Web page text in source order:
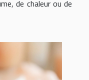
de chaleur ou de